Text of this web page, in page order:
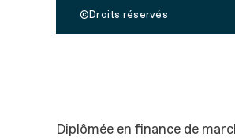
Droits réservés
Diplômée en finance de